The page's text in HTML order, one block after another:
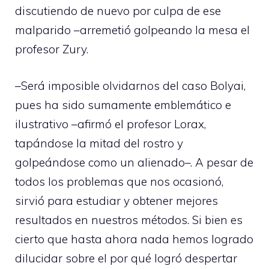
discutiendo de nuevo por culpa de ese
malparido –arremetió golpeando la mesa el
profesor Zury.
–Será imposible olvidarnos del caso Bolyai,
pues ha sido sumamente emblemático e
ilustrativo –afirmó el profesor Lorax,
tapándose la mitad del rostro y
golpeándose como un alienado–. A pesar de
todos los problemas que nos ocasionó,
sirvió para estudiar y obtener mejores
resultados en nuestros métodos. Si bien es
cierto que hasta ahora nada hemos logrado
dilucidar sobre el por qué logró despertar